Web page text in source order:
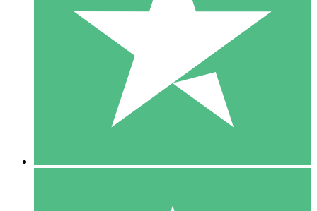
Betala per användning med nedladdningskrediter. Inget
1 Nedladdningar
10 00